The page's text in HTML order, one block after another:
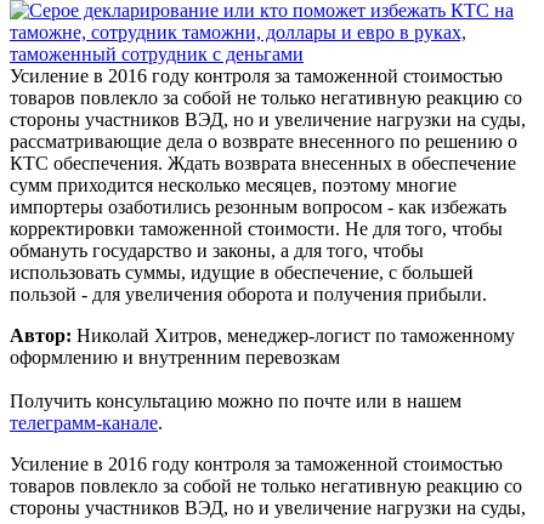
Усиление в 2016 году контроля за таможенной стоимостью
товаров повлекло за собой не только негативную реакцию со
стороны участников ВЭД, но и увеличение нагрузки на суды,
рассматривающие дела о возврате внесенного по решению о
КТС обеспечения. Ждать возврата внесенных в обеспечение
сумм приходится несколько месяцев, поэтому многие
импортеры озаботились резонным вопросом - как избежать
корректировки таможенной стоимости. Не для того, чтобы
обмануть государство и законы, а для того, чтобы
использовать суммы, идущие в обеспечение, с большей
пользой - для увеличения оборота и получения прибыли.
Автор: Николай Хитров, менеджер-логист по таможенному
оформлению и внутренним перевозкам
Получить консультацию можно по почте или в нашем
телеграмм-канале.
Усиление в 2016 году контроля за таможенной стоимостью
товаров повлекло за собой не только негативную реакцию со
стороны участников ВЭД, но и увеличение нагрузки на суды,